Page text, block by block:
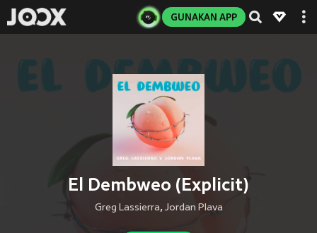
GUNAKAN APP
El Dembweo (Explicit)
Greg Lassierra, Jordan Plava